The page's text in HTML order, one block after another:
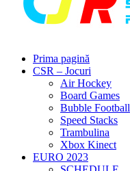
Prima pagină
CSR – Jocuri
Air Hockey
Board Games
Bubble Football
Speed Stacks
Trambulina
Xbox Kinect
EURO 2023